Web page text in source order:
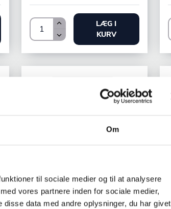
Om
til sociale medier og til at analysere
vores partnere inden for sociale medier,
data med andre oplysninger, du har givet
LÆG I
KURV
Brita
Afkalkningsfilter Purity Quell